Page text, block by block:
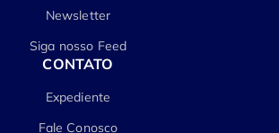
Newsletter
Siga nosso Feed
CONTATO
Expediente
Fale Conosco